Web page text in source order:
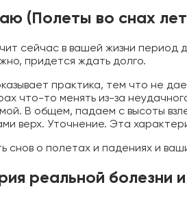
(Полеты во снах
сейчас в вашей жизни период
придется ждать долго.
практика, тем что не
что-то менять из-за
В общем, падаем с высоты
верх. Уточнение. Эта
снов о полетах и падениях и
реальной болезни